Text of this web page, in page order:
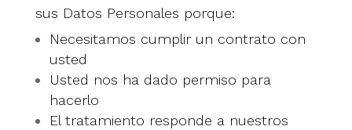
sus Datos Personales porque:
Necesitamos cumplir un contrato con
usted
Usted nos ha dado permiso para
hacerlo
El tratamiento responde a nuestros